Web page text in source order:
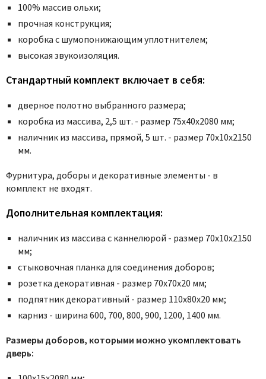
Optima Porte
Oro - Oro
Philips
Porta Di Parma
Porte Vista
Poseidon
Profil Doors
Profilo Porte
Regidoors
Torex
Tupai
Uberture
Verum
Zadoor
100% массив ольхи;
прочная конструкция;
коробка с шумопонижающим уплотнителем;
высокая звукоизоляция.
Стандартный комплект включает в себя:
дверное полотно выбранного размера;
коробка из массива, 2,5 шт. - размер 75x40x2080 мм;
наличник из массива, прямой, 5 шт. - размер 70x10x2150
мм.
Фурнитура, доборы и декоративные элементы - в
комплект не входят.
Дополнительная комплектация:
наличник из массива с каннелюрой - размер 70х10х2150
мм;
стыковочная планка для соединения доборов;
розетка декоративная - размер 70х70х20 мм;
подпятник декоративный - размер 110х80х20 мм;
карниз - ширина 600, 700, 800, 900, 1200, 1400 мм.
Размеры доборов, которыми можно укомплектовать
дверь: